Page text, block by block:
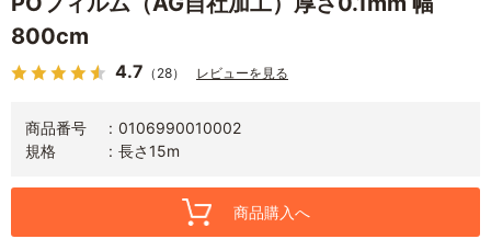
800cm
4.7 （28） レビューを見る
商品番号
0106990010002
規格
長さ15m
商品購入へ